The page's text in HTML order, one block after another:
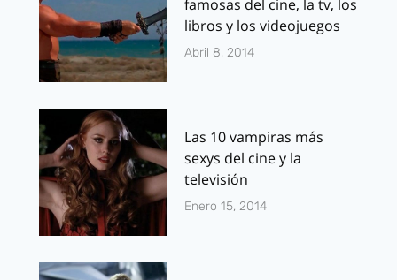
famosas del cine, la tv, los
libros y los videojuegos
Abril 8, 2014
Las 10 vampiras más
sexys del cine y la
televisión
Enero 15, 2014